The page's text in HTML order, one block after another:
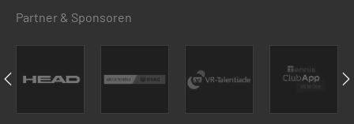
Partner & Sponsoren